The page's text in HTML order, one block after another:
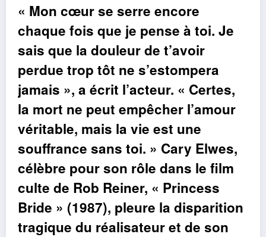
« Mon cœur se serre encore
chaque fois que je pense à toi. Je
sais que la douleur de t’avoir
perdue trop tôt ne s’estompera
jamais », a écrit l’acteur. « Certes,
la mort ne peut empêcher l’amour
véritable, mais la vie est une
souffrance sans toi. » Cary Elwes,
célèbre pour son rôle dans le film
culte de Rob Reiner, « Princess
Bride » (1987), pleure la disparition
tragique du réalisateur et de son